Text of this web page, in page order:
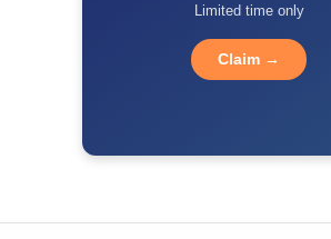
Limited time only
Claim →